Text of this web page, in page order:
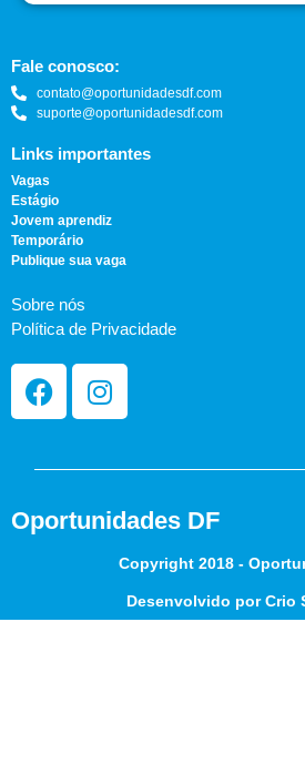
Fale conosco:
contato@oportunidadesdf.com
suporte@oportunidadesdf.com
Links importantes
Vagas
Estágio
Jovem aprendiz
Temporário
Publique sua vaga
Sobre nós
Política de Privacidade
Oportunidades DF
Copyright 2018 -
Desenvolvido por Crio